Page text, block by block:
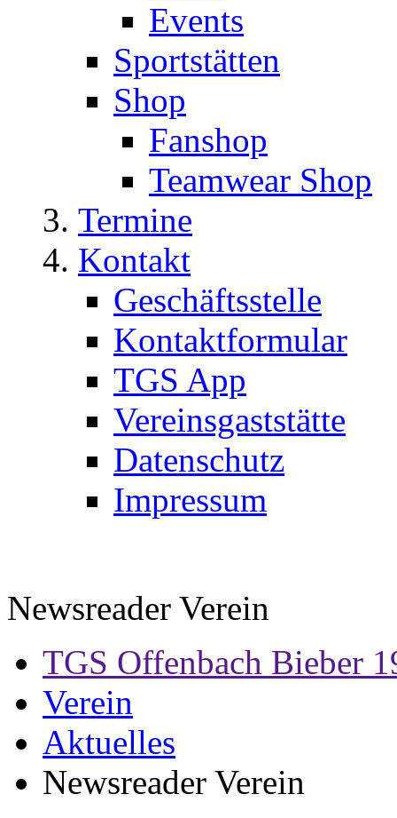
Events
Sportstätten
Shop
Fanshop
Teamwear Shop
Termine
Kontakt
Geschäftsstelle
Kontaktformular
TGS App
Vereinsgaststätte
Datenschutz
Impressum
Newsreader Verein
TGS Offenbach Bieber
Verein
Aktuelles
Newsreader Verein